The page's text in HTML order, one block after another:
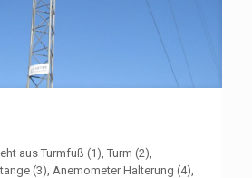
aus Turmfuß (1), Turm (2),
(3), Anemometer Halterung (4),